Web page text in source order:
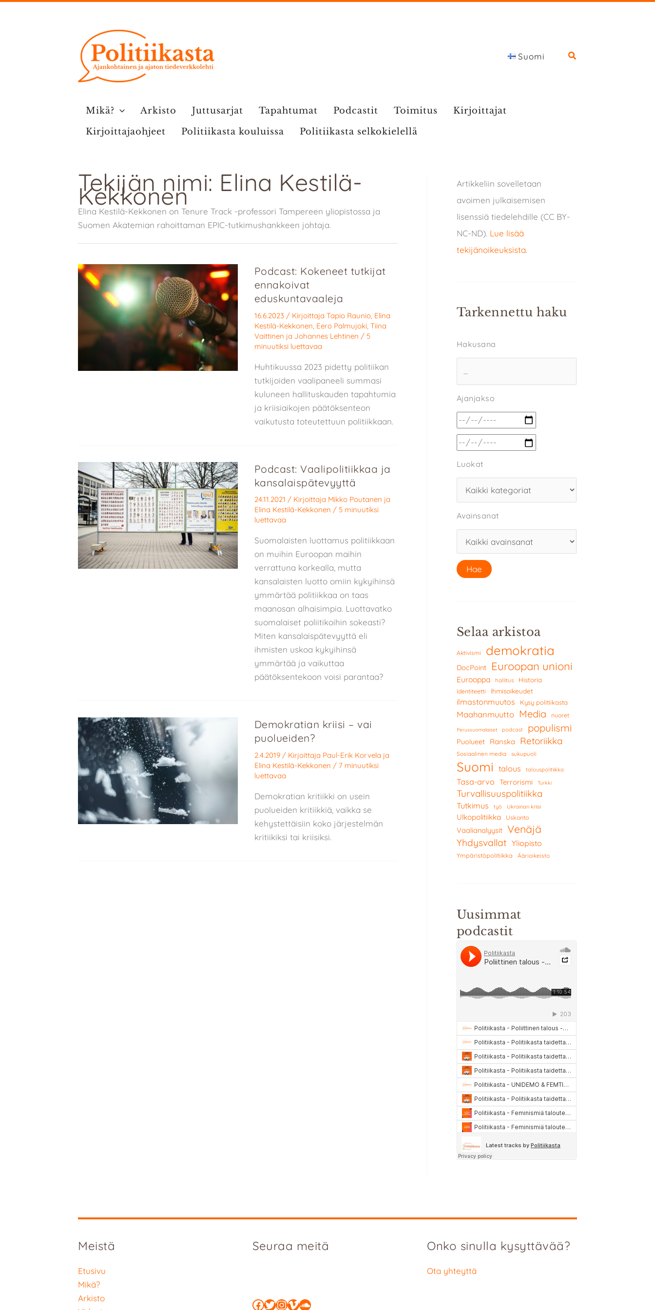
Suomi
Mikä? Arkisto Juttusarjat Tapahtumat Podcastit Toimitus
Kirjoittajat
Kirjoittajaohjeet
Politiikasta kouluissa Politiikasta selkokielellä
Tekijän nimi: Elina Kestilä-
Kekkonen
Elina Kestilä-Kekkonen on Tenure Track -professori Tampereen yliopistossa ja
Suomen Akatemian rahoittaman EPIC-tutkimushankkeen johtaja.
Podcast: Kokeneet tutkijat
ennakoivat
eduskuntavaaleja
16.6.2023 / Kirjoittaja Tapio Raunio, Elina
Kestilä-Kekkonen Eero Palmujoki, Tiina
Vaittinen ja Johannes Lehtinen / 5
minuutiksi luettavaa
Huhtikuussa 2023 pidetty politiikan
tutkijoiden vaalipaneeli summasi
kuluneen hallituskauden tapahtumia
ja kriisiaikojen päätöksenteon
vaikutusta toteutettuun politiikkaan.
Podcast: Vaalipolitiikkaa ja
kansalaispätevyyttä
24.11.2021 / Kirjoittaja Mikko Poutanen ja
Elina Kestilä-Kekkonen / 5 minuutiksi
luettavaa
Suomalaisten luottamus politiikkaan
on muihin Euroopan maihin
verrattuna korkealla, mutta
kansalaisten luotto omiin kykyihinsä
ymmärtää politiikkaa on taas
maanosan alhaisimpia. Luottavatko
suomalaiset poliitikoihin sokeasti?
Miten kansalaispätevyyttä eli
ihmisten uskoa kykyihinsä
ymmärtää ja vaikuttaa
päätöksentekoon voisi parantaa?
Demokratian kriisi – vai
puolueiden?
2.4.2019 / Kirjoittaja Paul-Erik Korvela ja
Elina Kestilä-Kekkonen / 7 minuutiksi
luettavaa
Demokratian kritiikki on usein
puolueiden kritiikkiä, vaikka se
kehystettäisiin koko järjestelmän
kritiikiksi tai kriisiksi.
Artikkeliin sovelletaan
avoimen julkaisemisen
lisenssiä tiedelehdille (CC BY-
NC-ND). Lue lisää
tekijänoikeuksista.
Tarkennettu haku
Hakusana
Ajanjakso
Luokat
Avainsanat
Selaa arkistoa
Aktivismi demokratia
DocPoint Euroopan unioni
Eurooppa hallitus Historia
Identiteetti Ihmisoikeudet
ilmastonmuutos Kysy politiikasta
Maahanmuutto Media nuoret
Perussuomalaiset podcast populismi
Puolueet Ranska Retoriikka
Sosiaalinen media sukupuoli
Suomi talous talouspolitiikka
Tasa-arvo Terrorismi Turkki
Turvallisuuspolitiikka
Tutkimus työ Ukrainan kriisi
Ulkopolitiikka Uskonto
Vaalianalyysit Venäjä
Yhdysvallat Yliopisto
Ympäristöpolitiikka Äärioikeisto
Uusimmat
podcastit
Meistä
Etusivu
Mikä?
Arkisto
Seuraa meitä
Facebook
Twitter
Instagram
Vimeo
SoundCloud
Onko sinulla kysyttävää?
Ota yhteyttä